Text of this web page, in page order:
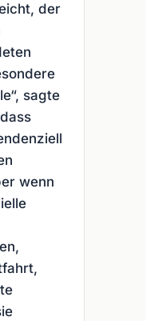
der
sagte
wenn